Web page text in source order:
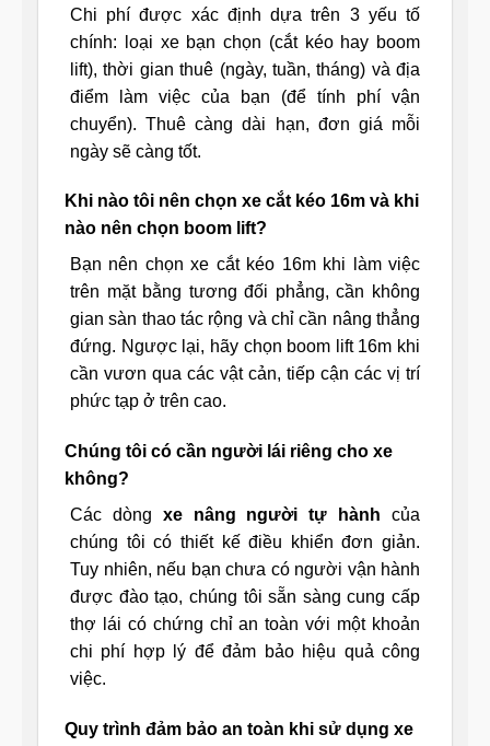
Chi phí được xác định dựa trên 3 yếu tố
chính: loại xe bạn chọn (cắt kéo hay boom
lift), thời gian thuê (ngày, tuần, tháng) và địa
điểm làm việc của bạn (để tính phí vận
chuyển). Thuê càng dài hạn, đơn giá mỗi
ngày sẽ càng tốt.
Khi nào tôi nên chọn xe cắt kéo 16m và khi
nào nên chọn boom lift?
Bạn nên chọn xe cắt kéo 16m khi làm việc
trên mặt bằng tương đối phẳng, cần không
gian sàn thao tác rộng và chỉ cần nâng thẳng
đứng. Ngược lại, hãy chọn boom lift 16m khi
cần vươn qua các vật cản, tiếp cận các vị trí
phức tạp ở trên cao.
Chúng tôi có cần người lái riêng cho xe
không?
Các dòng xe nâng người tự hành của
chúng tôi có thiết kế điều khiển đơn giản.
Tuy nhiên, nếu bạn chưa có người vận hành
được đào tạo, chúng tôi sẵn sàng cung cấp
thợ lái có chứng chỉ an toàn với một khoản
chi phí hợp lý để đảm bảo hiệu quả công
việc.
Quy trình đảm bảo an toàn khi sử dụng xe